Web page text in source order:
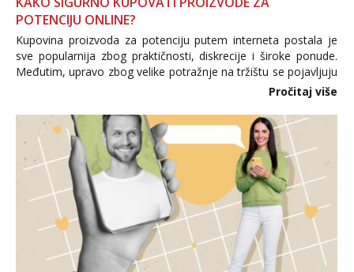
POTENCIJU ONLINE?
Kupovina proizvoda za potenciju putem interneta postala je
sve popularnija zbog praktičnosti, diskrecije i široke ponude.
Međutim, upravo zbog velike potražnje na tržištu se pojavljuju
i brojni krivotvoreni proizvodi, nepouzdane internetske
Pročitaj više